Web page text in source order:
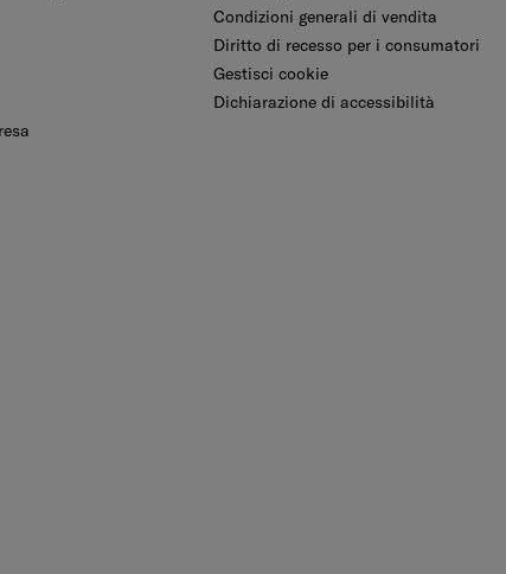
Condizioni generali di vendita
Diritto di recesso per i consumatori
Gestisci cookie
Dichiarazione di accessibilità